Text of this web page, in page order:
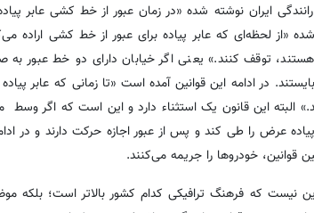
رانندگی ایران نوشته شده «در زمان عبور از خط کشی عابر
«از لحظه‌ای که عابر پیاده برای عبور از خط کشی
توقف کنند.» یعنی اگر خیابان دارای دو خط عبور به
در ادامه این قوانین آمده است «تا زمانی که
البته این قانون یک استثناء دارد و این است که اگر
عرض را طی کند و پس از عبور اجازه حرکت دارند و در
قوانین، خودروها را جریمه می‌کنند.
نیست که فرهنگ ترافیکی کدام کشور بالاتر است؛ بلکه